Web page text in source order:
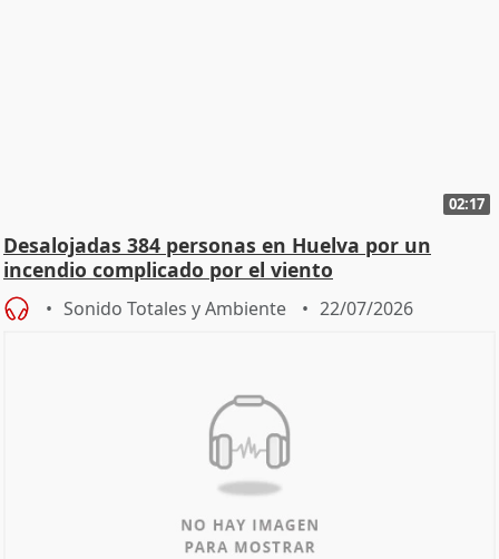
02:17
Desalojadas 384 personas en Huelva por un
incendio complicado por el viento
Sonido Totales y Ambiente 22/07/2026